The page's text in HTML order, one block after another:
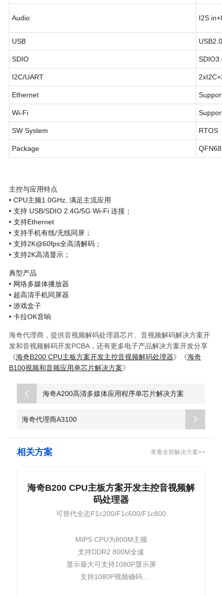
Audio I2S
USB
SDIO
I2C/UART
Ethernet
Wi-Fi
SW System RTOS
Package QFN68
主控与应用特点
• CPU主频1.0GHz, 满足主流应用
• 支持 USB/SDIO 2.4G/5G Wi-Fi 连接；
• 支持Ethernet
• 支持手机有线/无线同屏；
• 支持2K@60fps全高清解码；
• 支持2K高清显示；
典型产品
• 网络多媒体播放器
• 超高清手机同屏器
• 游戏盒子
• 卡拉OK音响
海奇代理商，提供音视频解码处理器芯片、音视频解码解决方案开
发和音视频解码开发PCBA，还有更多电子产品解决方案开发分享
《海奇B200 CPU主板方案开发主控音视频解码处理器》《海奇
B100视频和音频应用单芯片解决方案》
海奇A200高清多媒体应用程序单芯片解决方案
海奇代理商A3100
相关方案 查看全部解决方案>>
海奇B200 CPU主板方案开发主控音视频解
码处理器
可替代全志F1c200/F1c600/F1c800
MIPS CPU为800M主频
支持DDR2 800M全速
显示最大可支持1080P显示屏
支持1080P视频确码